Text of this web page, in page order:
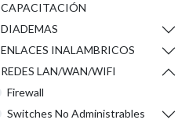
CAPACITACIÓN
DIADEMAS
ENLACES INALAMBRICOS
REDES LAN/WAN/WIFI
Firewall
Switches No Administrables